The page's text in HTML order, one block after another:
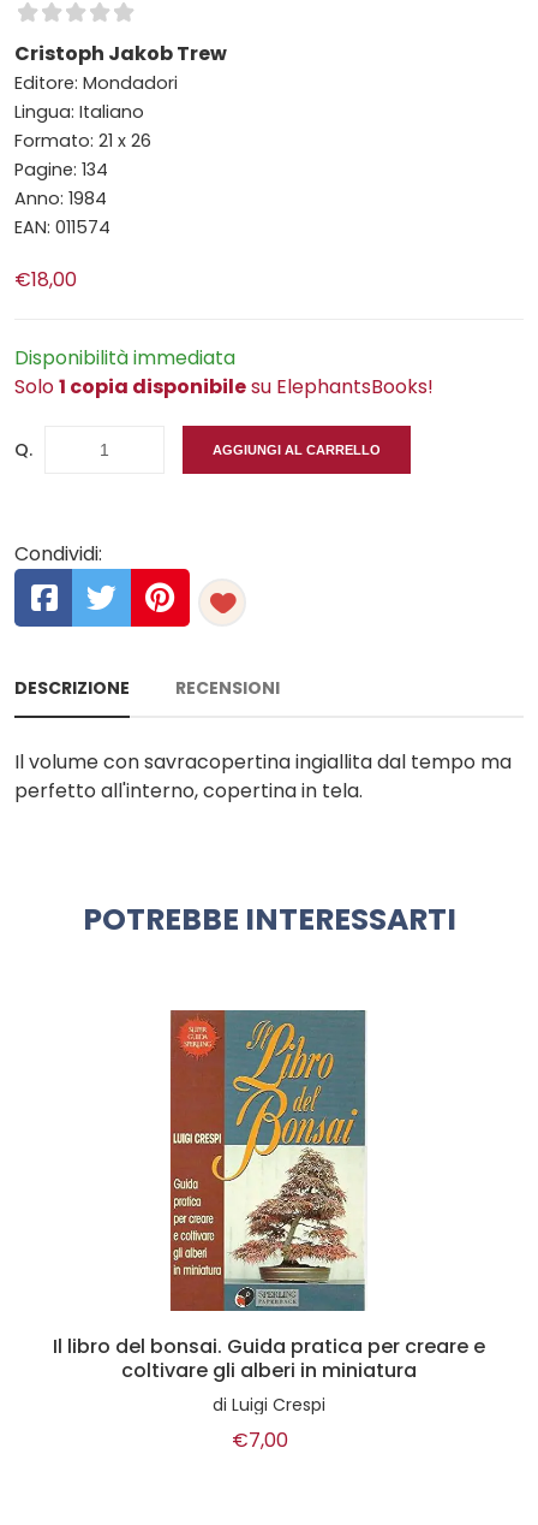
Cristoph Jakob Trew
Editore: Mondadori
Lingua: Italiano
Formato: 21 x 26
Pagine: 134
Anno: 1984
EAN: 011574
€18,00
Disponibilità immediata
Solo1 copia disponibilesu ElephantsBooks!
Q. AGGIUNGI AL CARRELLO
Condividi:
DESCRIZIONE RECENSIONI
Il volume con savracopertina ingiallita dal tempo ma
perfetto all'interno, copertina in tela.
POTREBBE INTERESSARTI
Il libro del bonsai. Guida pratica per creare e
coltivare gli alberi in miniatura
di Luigi Crespi
€7,00